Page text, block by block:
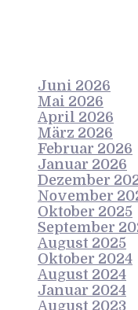
Juni 2026
Mai 2026
April 2026
März 2026
Februar 2026
Januar 2026
Dezember
November
Oktober 2025
September
August 2025
Oktober 2024
August 2024
Januar 2024
August 2023